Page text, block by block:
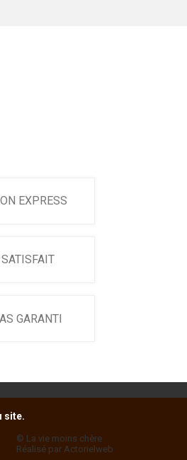
EXPRESS
GARANTI
© La vie moins chère
Réalisé par Actorielweb
site.